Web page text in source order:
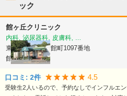
ック
館ヶ丘クリニック
内科, 泌尿器科, 皮膚科, ...
東京都八王子市館町1097番地
館ヶ丘団地2-9
口コミ: 2件 4.5
受験生2人いるので、予約なしでインフルエ